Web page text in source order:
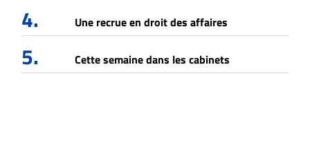
4. Une recrue en droit des affaires
5. Cette semaine dans les cabinets